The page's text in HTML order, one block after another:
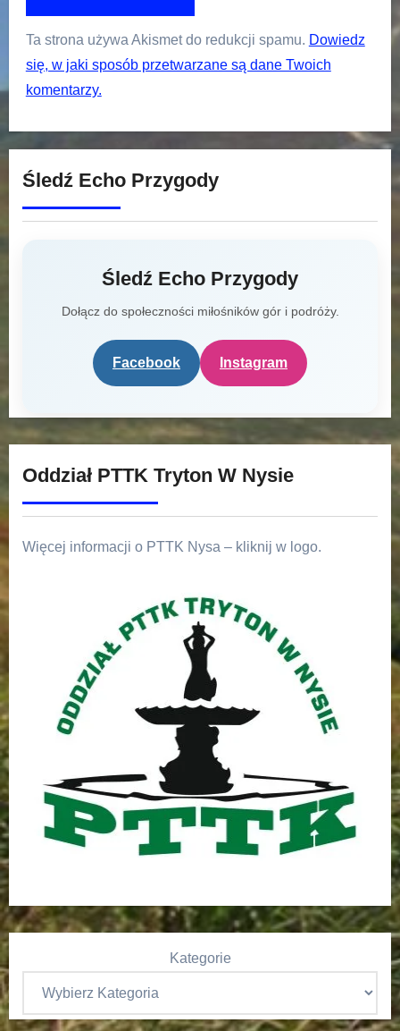
Ta strona używa Akismet do redukcji spamu. Dowiedz
się, w jaki sposób przetwarzane są dane Twoich
komentarzy.
Śledź Echo Przygody
Śledź Echo Przygody
Dołącz do społeczności miłośników gór i podróży.
Facebook Instagram
Oddział PTTK Tryton W Nysie
Więcej informacji o PTTK Nysa – kliknij w logo.
Kategorie